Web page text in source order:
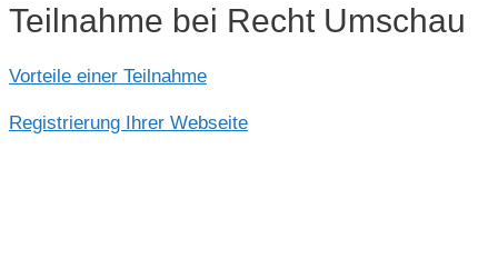
Teilnahme bei Recht Umschau
Vorteile einer Teilnahme
Registrierung Ihrer Webseite